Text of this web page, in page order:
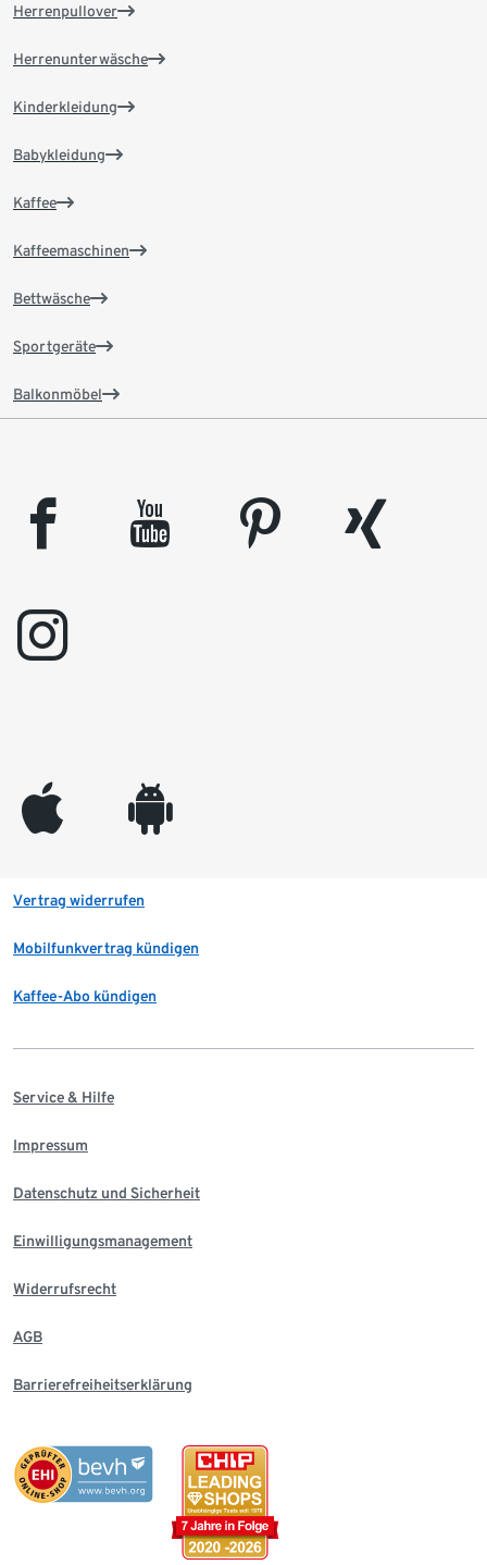
Herrenpullover
Herrenunterwäsche
Kinderkleidung
Babykleidung
Kaffee
Kaffeemaschinen
Bettwäsche
Sportgeräte
Balkonmöbel
facebook youtube pinterest
xing
instagram
appleinc android
Vertrag widerrufen
Mobilfunkvertrag kündigen
Kaffee-Abo kündigen
Service & Hilfe
Impressum
Datenschutz und Sicherheit
Einwilligungsmanagement
Widerrufsrecht
AGB
Barrierefreiheitserklärung